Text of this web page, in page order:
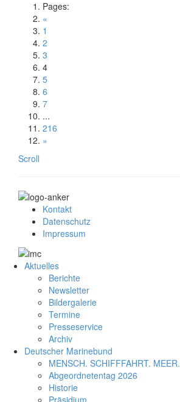
Pages:
«
1
2
3
4
5
6
7
...
216
»
Scroll
Kontakt
Datenschutz
Impressum
Aktuelles
Berichte
Newsletter
Bildergalerie
Termine
Presseservice
Archiv
Deutscher Marinebund
MENSCH. SCHIFFFAHRT. MEER.
Abgeordnetentag 2026
Historie
Präsidium